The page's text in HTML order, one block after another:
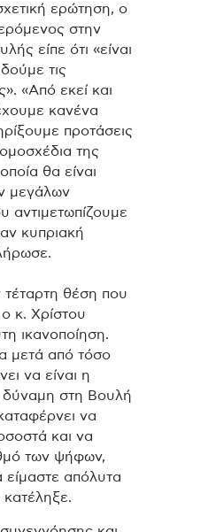
ερώτηση, ο
στην
είπε ότι «είναι
τις
«Από εκεί και
κανένα
προτάσεις
της
θα είναι
μεγάλων
αντιμετωπίζουμε
κυπριακή
θέση που
κ. Χρίστου
ικανοποίηση.
μετά από τόσο
να είναι η
δύναμη στη Βουλή
να
και να
των ψήφων,
είμαστε απόλυτα
κατέληξε.